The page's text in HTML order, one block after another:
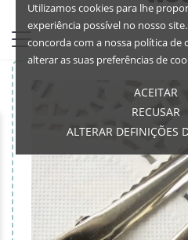
Utilizamos cookies para lhe
experiência possível no nosso
concorda com a nossa política de
alterar as suas preferências de
ACEITAR
RECUSAR
ALTERAR DEFINIÇÕES